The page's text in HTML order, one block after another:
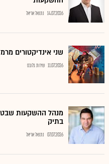
14.07.2026 נתנאל אריאל
שני אינדיקטורים
11.07.2026 שירות גלובס
מנהל ההשקעות
בתיק
07.07.2026 נתנאל אריאל